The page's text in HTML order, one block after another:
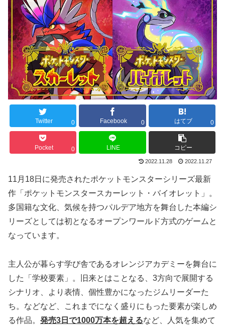
Twitter 0 Facebook 0 はてブ 0
Pocket 0 LINE コピー
2022.11.28 2022.11.27
11月18日に発売されたポケットモンスターシリーズ最新
作「ポケットモンスタースカーレット・バイオレット」。
多国籍な文化、気候を持つパルデア地方を舞台した本編シ
リーズとしては初となるオープンワールド方式のゲームと
なっています。
主人公が暮らす学び舎であるオレンジアカデミーを舞台に
した「学校要素」。旧来とはことなる、3方向で展開する
シナリオ、より表情、個性豊かになったジムリーダーた
ち。などなど、これまでになく盛りにもった要素が楽しめ
る作品。 発売3日で1000万本を超えるなど、人気を集めて